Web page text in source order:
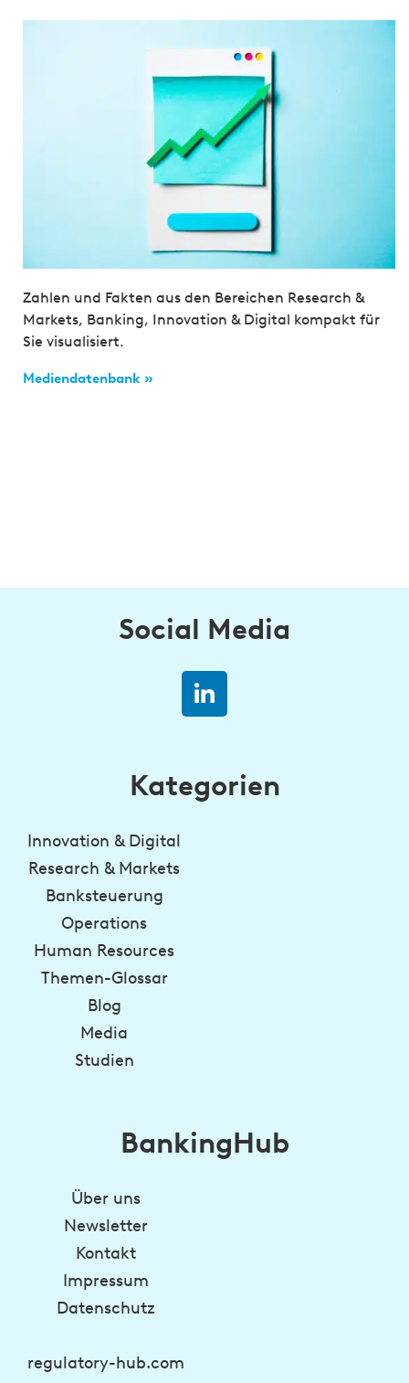
Zahlen und Fakten aus den Bereichen Research &
Markets, Banking, Innovation & Digital kompakt für
Sie visualisiert.
Mediendatenbank »
Social Media
Kategorien
Innovation & Digital
Research & Markets
Banksteuerung
Operations
Human Resources
Themen-Glossar
Blog
Media
Studien
BankingHub
Über uns
Newsletter
Kontakt
Impressum
Datenschutz
regulatory-hub.com